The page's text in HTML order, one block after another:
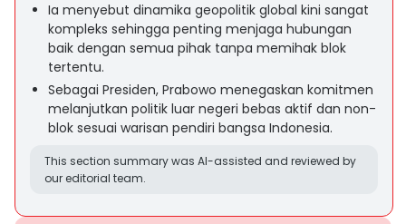
Ia menyebut dinamika geopolitik global kini sangat
kompleks sehingga penting menjaga hubungan
baik dengan semua pihak tanpa memihak blok
tertentu.
Sebagai Presiden, Prabowo menegaskan komitmen
melanjutkan politik luar negeri bebas aktif dan non-
blok sesuai warisan pendiri bangsa Indonesia.
This section summary was AI-assisted and reviewed by
our editorial team.